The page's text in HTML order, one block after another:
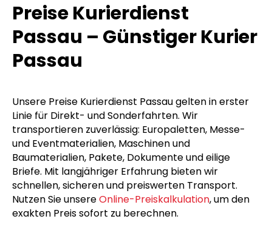
Preise Kurierdienst
Passau – Günstiger Kurier
Passau
Unsere Preise Kurierdienst Passau gelten in erster
Linie für Direkt- und Sonderfahrten. Wir
transportieren zuverlässig: Europaletten, Messe-
und Eventmaterialien, Maschinen und
Baumaterialien, Pakete, Dokumente und eilige
Briefe. Mit langjähriger Erfahrung bieten wir
schnellen, sicheren und preiswerten Transport.
Nutzen Sie unsereOnline-Preiskalkulation, um den
exakten Preis sofort zu berechnen.